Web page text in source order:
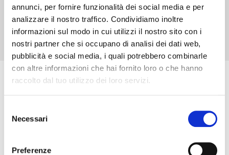
annunci, per fornire funzionalità dei social media e per
analizzare il nostro traffico. Condividiamo inoltre
informazioni sul modo in cui utilizzi il nostro sito con i
nostri partner che si occupano di analisi dei dati web,
pubblicità e social media, i quali potrebbero combinarle
con altre informazioni che hai fornito loro o che hanno
raccolto dal tuo utilizzo dei loro servizi.
delNecessari
Preferenze
Scrubber orizzontale
Condividi su